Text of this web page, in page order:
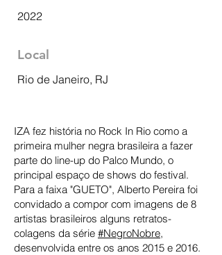
2022
Local
Rio de Janeiro, RJ
IZA fez história no Rock In Rio como a
primeira mulher negra brasileira a fazer
parte do line-up do Palco Mundo, o
principal espaço de shows do festival.
Para a faixa "GUETO", Alberto Pereira foi
convidado a compor com imagens de 8
artistas brasileiros alguns retratos-
colagens da série #NegroNobre,
desenvolvida entre os anos 2015 e 2016.